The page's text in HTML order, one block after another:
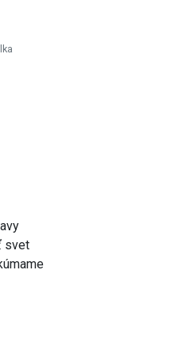
svet